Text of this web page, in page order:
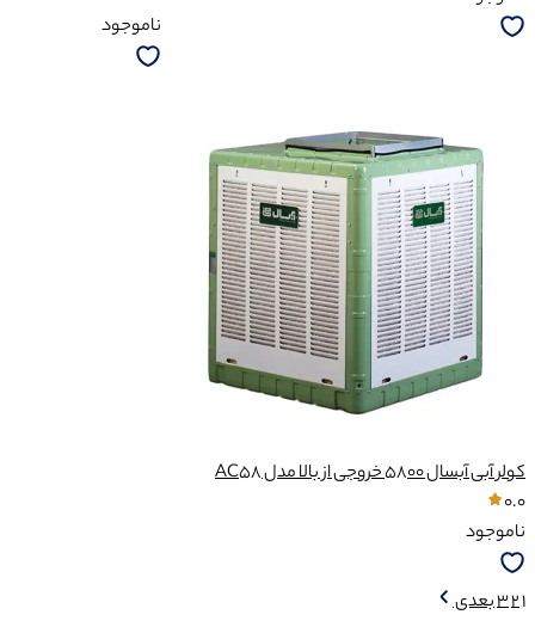
ناموجود
کولر آبی آبسال 5800 خروجی از بالا مدل AC58
0.0
ناموجود
1
2
3بعدی